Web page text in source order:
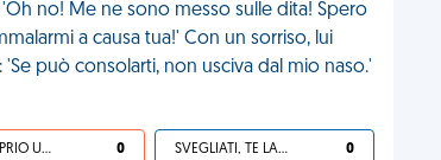
no! Me ne sono messo sulle dita! Spero
a causa tua!' Con un sorriso, lui
'Se può consolarti, non usciva dal mio naso.'
SÌ, È PROPRIO UNA VDM! 0 SVEGLIATI, TE LA SEI CERCATA! 0